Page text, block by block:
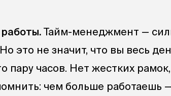
Тайм-менеджмент —
это не значит, что вы весь
пару часов. Нет жестких
чем больше работаешь